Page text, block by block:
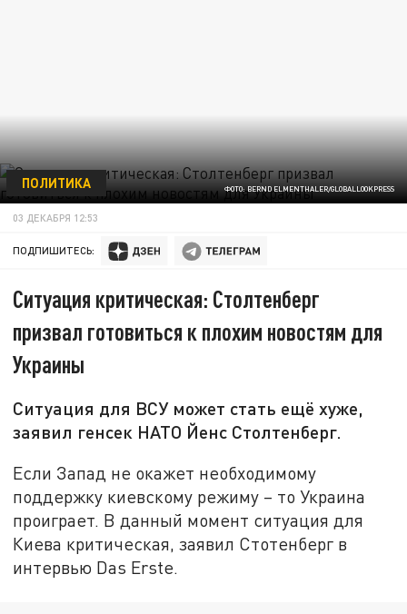
ФОТО: BERND ELMENTHALER/GLOBALLOOKPRESS
ПОЛИТИКА
03 ДЕКАБРЯ 12:53
ПОДПИШИТЕСЬ:
Ситуация критическая: Столтенберг
призвал готовиться к плохим новостям для
Украины
Ситуация для ВСУ может стать ещё хуже,
заявил генсек НАТО Йенс Столтенберг.
Если Запад не окажет необходимому
поддержку киевскому режиму – то Украина
проиграет. В данный момент ситуация для
Киева критическая, заявил Стотенберг в
интервью Das Erste.